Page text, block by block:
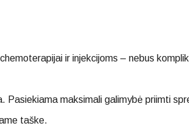
ir injekcijoms – nebus
maksimali galimybė priimti
taške.